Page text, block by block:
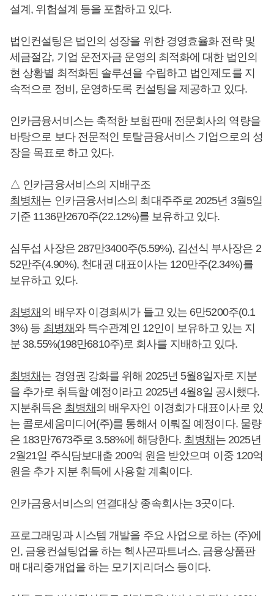
설계, 위험설계 등을 포함하고 있다.
법인컨설팅은 법인의 성장을 위한 경영효율화 전략 및
세금절감, 기업 운전자금 운영의 최적화에 대한 법인의
현 상황별 최적화된 솔루션을 수립하고 법인제도를 지
속적으로 정비, 운영하도록 컨설팅을 제공하고 있다.
인카금융서비스는 축적한 보험판매 전문회사의 역량을
바탕으로 보다 전문적인 토탈금융서비스 기업으로의 성
장을 목표로 하고 있다.
△ 인카금융서비스의 지배구조
최병채 는 인카금융서비스의 최대주주로 2025년 3월5일
기준 1136만2670주(22.12%)를 보유하고 있다.
심두섭 사장은 287만3400주(5.59%), 김선식 부사장은 2
52만주(4.90%), 천대권 대표이사는 120만주(2.34%)를
보유하고 있다.
최병채 의 배우자 이경희씨가 들고 있는 6만5200주(0.1
3%) 등 최병채 와 특수관계인 12인이 보유하고 있는 지
분 38.55%(198만6810주)로 회사를 지배하고 있다.
최병채 는 경영권 강화를 위해 2025년 5월8일자로 지분
을 추가로 취득할 예정이라고 2025년 4월8일 공시했다.
지분취득은 최병채 의 배우자인 이경희가 대표이사로 있
는 콜로세움미디어(주)를 통해서 이뤄질 예정이다. 물량
은 183만7673주로 3.58%에 해당한다. 최병채 는 2025년
2월21일 주식담보대출 200억 원을 받았으며 이중 120억
원을 추가 지분 취득에 사용할 계획이다.
인카금융서비스의 연결대상 종속회사는 3곳이다.
프로그래밍과 시스템 개발을 주요 사업으로 하는 (주)에
인, 금융컨설팅업을 하는 헥사곤파트너스, 금융상품판
매 대리중개업을 하는 모기지리더스 등이다.